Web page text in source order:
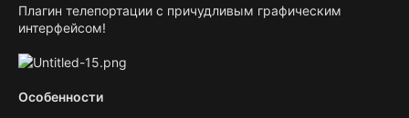
Плагин телепортации с причудливым графическим
интерфейсом!
Особенности